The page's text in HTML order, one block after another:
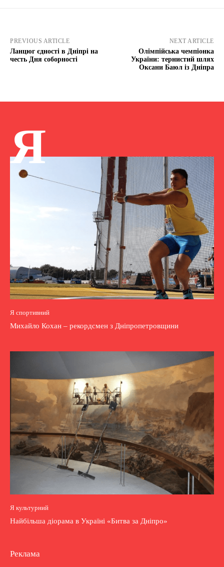
PREVIOUS ARTICLE
Ланцюг єдності в Дніпрі на
честь Дня соборності
NEXT ARTICLE
Олімпійська чемпіонка
України: тернистий шлях
Оксани Баюл із Дніпра
Я
Я спортивний
Михайло Кохан – рекордсмен з Дніпропетровщини
Я культурний
Найбільша діорама в Україні «Битва за Дніпро»
Реклама